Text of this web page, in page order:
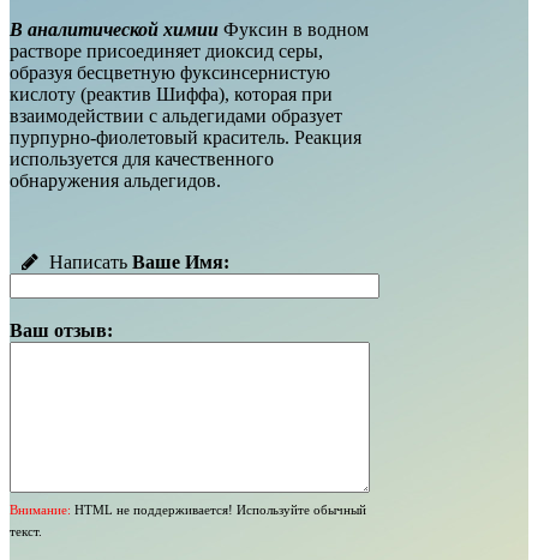
В аналитической химии Фуксин в водном
растворе присоединяет диоксид серы,
образуя бесцветную фуксинсернистую
кислоту (реактив Шиффа), которая при
взаимодействии с альдегидами образует
пурпурно-фиолетовый краситель. Реакция
используется для качественного
обнаружения альдегидов.
Написать Ваше Имя:
Ваш отзыв:
Внимание: HTML не поддерживается! Используйте обычный
текст.